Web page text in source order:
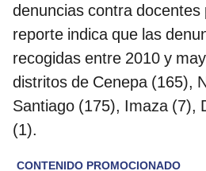
denuncias contra
reporte indica que las
recogidas entre 2010 y
distritos de Cenepa (165),
Santiago (175), Imaza (7),
(1).